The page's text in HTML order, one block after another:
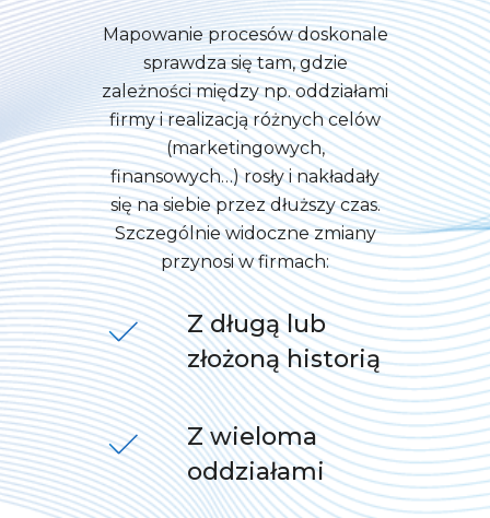
Mapowanie procesów doskonale
sprawdza się tam, gdzie
zależności między np. oddziałami
firmy i realizacją różnych celów
(marketingowych,
finansowych…) rosły i nakładały
się na siebie przez dłuższy czas.
Szczególnie widoczne zmiany
przynosi w firmach:
Z długą lub
złożoną historią
Z wieloma
oddziałami